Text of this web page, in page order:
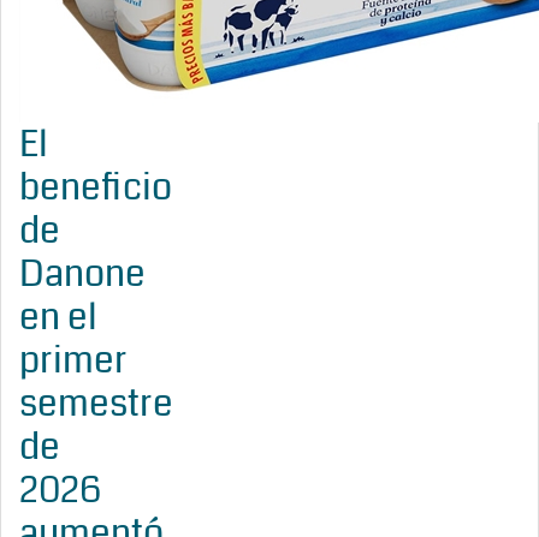
El
beneficio
de
Danone
en el
primer
semestre
de
2026